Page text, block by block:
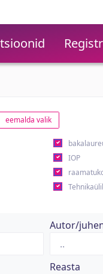
eemalda valik
IOP
Autor/
Reasta